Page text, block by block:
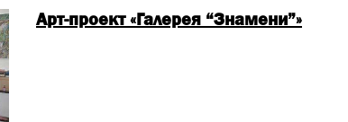
Арт-проект «Галерея “Знамени”»